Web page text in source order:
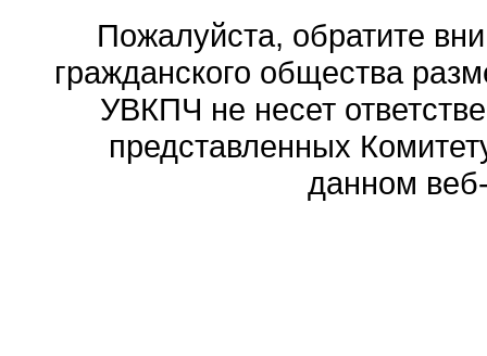
Пожалуйста, обратите
гражданского общества
УВКПЧ не несет
представленных
данном